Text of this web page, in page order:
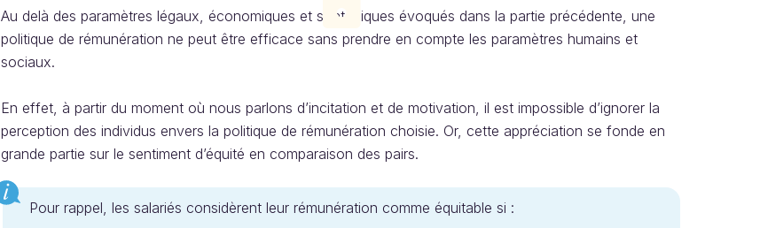
Au delà des paramètres légaux, économiques et stratégiques évoqués dans la partie précédente, une
politique de rémunération ne peut être efficace sans prendre en compte les paramètres humains et
sociaux.
En effet, à partir du moment où nous parlons d’incitation et de motivation, il est impossible d’ignorer la
perception des individus envers la politique de rémunération choisie. Or, cette appréciation se fonde en
grande partie sur le sentiment d’équité en comparaison des pairs.
Pour rappel, les salariés considèrent leur rémunération comme équitable si :